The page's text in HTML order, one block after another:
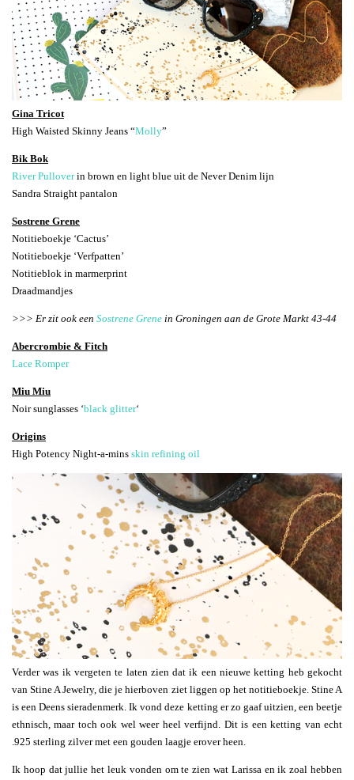
Gina Tricot
High Waisted Skinny Jeans “Molly”
Bik Bok
River Pulloverin brown en light blue uit de Never Denim lijn
Sandra Straight pantalon
Sostrene Grene
Notitieboekje ‘Cactus’
Notitieboekje ‘Verfpatten’
Notitieblok in marmerprint
Draadmandjes
>>> Er zit ook een Sostrene Grene in Groningen aan de Grote Markt 43-44
Abercrombie & Fitch
Lace Romper
Miu Miu
Noir sunglasses ‘black glitter‘
Origins
High Potency Night-a-mins skin refining oil
Verder was ik vergeten te laten zien dat ik een nieuwe ketting heb gekocht
van Stine A Jewelry, die je hierboven ziet liggen op het notitieboekje. Stine A
is een Deens sieradenmerk. Ik vond deze ketting er zo gaaf uitzien, een beetje
ethnisch, maar toch ook wel weer heel verfijnd. Dit is een ketting van echt
.925 sterling zilver met een gouden laagje erover heen.
Ik hoop dat jullie het leuk vonden om te zien wat Larissa en ik zoal hebben